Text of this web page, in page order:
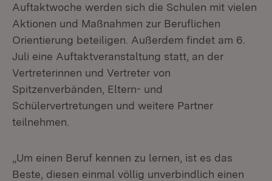
Auftaktwoche werden sich die Schulen mit vielen
Aktionen und Maßnahmen zur Beruflichen
Orientierung beteiligen. Außerdem findet am 6.
Juli eine Auftaktveranstaltung statt, an der
Vertreterinnen und Vertreter von
Spitzenverbänden, Eltern- und
Schülervertretungen und weitere Partner
teilnehmen.
„Um einen Beruf kennen zu lernen, ist es das
Beste, diesen einmal völlig unverbindlich einen